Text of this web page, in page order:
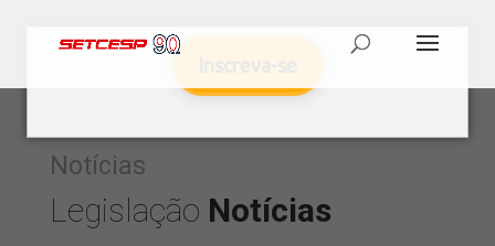
Notícias
Legislação Notícias